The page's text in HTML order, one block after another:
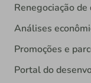
Renegociação de
Análises
Promoções e
Portal do